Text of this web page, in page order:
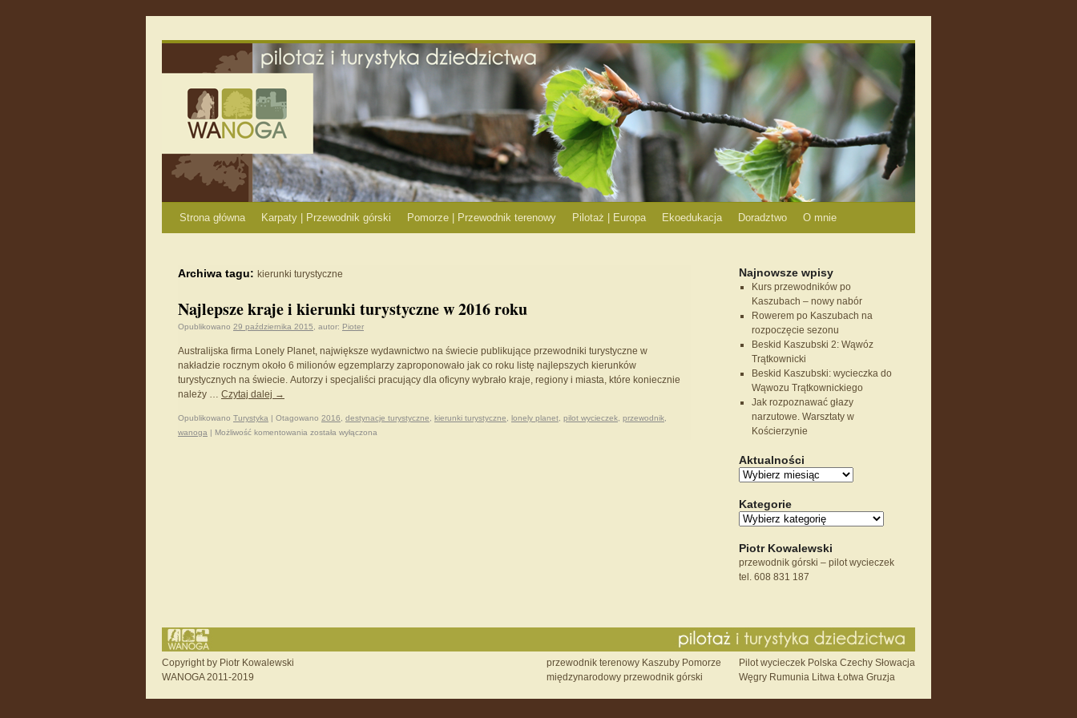
Strona główna Karpaty | Przewodnik górski Pomorze | Przewodnik terenowy Pilotaż | Europa Ekoedukacja Doradztwo O mnie
Archiwa tagu: kierunki turystyczne
Najlepsze kraje i kierunki turystyczne w 2016 roku
Opublikowano 29 października 2015 autor: Pioter
Australijska firma Lonely Planet, największe wydawnictwo na świecie publikujące przewodniki turystyczne w
nakładzie rocznym około 6 milionów egzemplarzy zaproponowało jak co roku listę najlepszych kierunków
turystycznych na świecie. Autorzy i specjaliści pracujący dla oficyny wybrało kraje, regiony i miasta, które koniecznie
należy … Czytaj dalej →
Opublikowano Turystyka | Otagowano 2016 destynacje turystyczne kierunki turystyczne lonely planet pilot wycieczek przewodnik
wanoga | Możliwość komentowania została wyłączona
Najnowsze wpisy
Kurs przewodników po
Kaszubach – nowy nabór
Rowerem po Kaszubach na
rozpoczęcie sezonu
Beskid Kaszubski 2: Wąwóz
Trątkownicki
Beskid Kaszubski: wycieczka do
Wąwozu Trątkownickiego
Jak rozpoznawać głazy
narzutowe. Warsztaty w
Kościerzynie
Aktualności
Kategorie
Piotr Kowalewski
przewodnik górski – pilot wycieczek
tel. 608 831 187
Copyright by Piotr Kowalewski
WANOGA 2011-2019
przewodnik terenowy Kaszuby Pomorze
międzynarodowy przewodnik górski
Pilot wycieczek Polska Czechy Słowacja
Węgry Rumunia Litwa Łotwa Gruzja